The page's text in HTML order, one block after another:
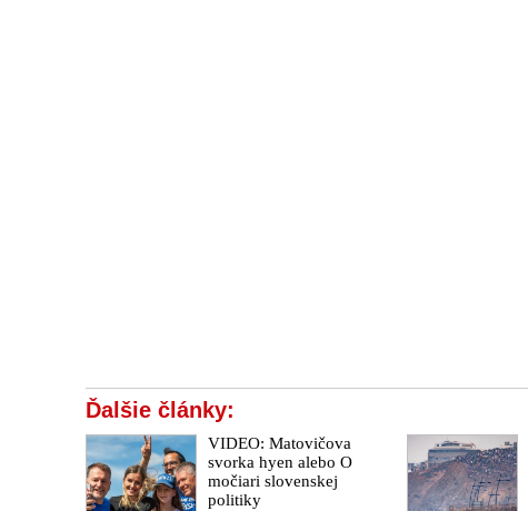
Ďalšie články:
VIDEO: Matovičova
svorka hyen alebo O
močiari slovenskej
politiky